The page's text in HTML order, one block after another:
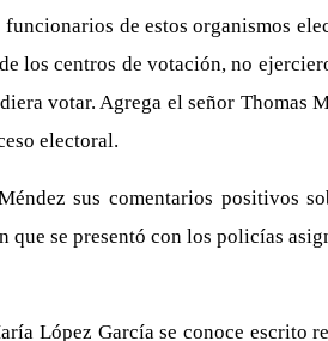
de estos organismos
los centros de votación, no
votar. Agrega el señor
electoral.
sus comentarios positivos
que se presentó con los policías
López García se conoce escrito